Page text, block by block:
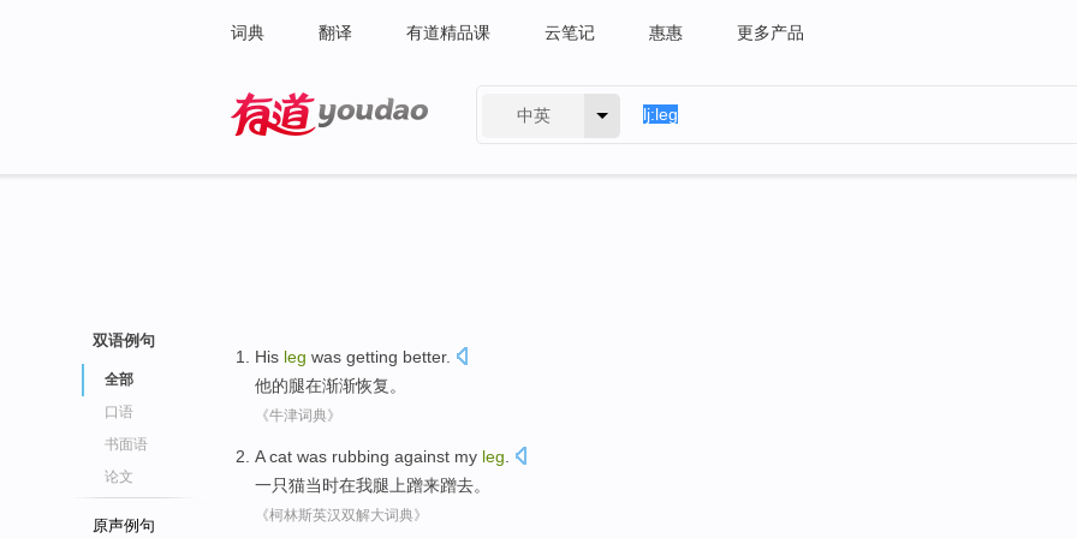
词典 翻译 有道精品课 云笔记 惠惠 更多产品
中英
双语例句
全部
口语
书面语
论文
原声例句
His leg was getting better.
他的腿在渐渐恢复。
《牛津词典》
A cat was rubbing against my leg
一只猫当时在我腿上蹭来蹭去。
《柯林斯英汉双解大词典》